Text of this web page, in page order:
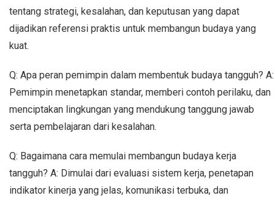
tentang strategi, kesalahan, dan keputusan yang dapat
dijadikan referensi praktis untuk membangun budaya yang
kuat.
Q: Apa peran pemimpin dalam membentuk budaya tangguh? A:
Pemimpin menetapkan standar, memberi contoh perilaku, dan
menciptakan lingkungan yang mendukung tanggung jawab
serta pembelajaran dari kesalahan.
Q: Bagaimana cara memulai membangun budaya kerja
tangguh? A: Dimulai dari evaluasi sistem kerja, penetapan
indikator kinerja yang jelas, komunikasi terbuka, dan